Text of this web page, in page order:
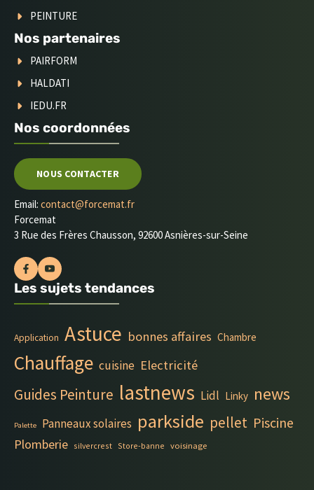
PEINTURE
Nos partenaires
PAIRFORM
HALDATI
IEDU.FR
Nos coordonnées
NOUS CONTACTER
Email: contact@forcemat.fr
Forcemat
3 Rue des Frères Chausson, 92600 Asnières-sur-Seine
Les sujets tendances
Application Astuce bonnes affaires Chambre
Chauffage cuisine Electricité
Guides Peinture lastnews Lidl Linky news
Palette Panneaux solaires parkside pellet Piscine
Plomberie silvercrest Store-banne voisinage